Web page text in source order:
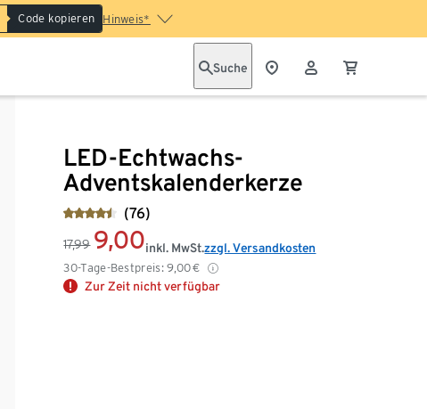
Code kopieren Hinweis*
Suche
LED-Echtwachs-
Adventskalenderkerze
(76)
17,99 9,00
30-Tage-Bestpreis: 9,00€
inkl. MwSt.zzgl. Versandkosten
Zur Zeit nicht verfügbar